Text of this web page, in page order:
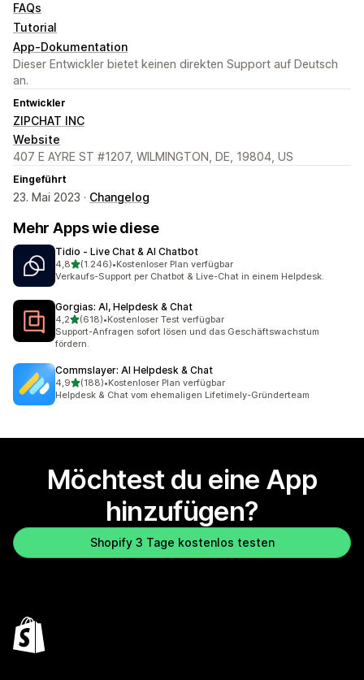
FAQs
Tutorial
App-Dokumentation
Dieser Entwickler bietet keinen direkten Support auf Deutsch
an.
Entwickler
ZIPCHAT INC
Website
407 E AYRE ST #1207, WILMINGTON, DE, 19804, US
Eingeführt
23. Mai 2023 · Changelog
Mehr Apps wie diese
Tidio ‑ Live Chat & AI Chatbot
4,8von 5 Sternen
(1.246)
1246 Rezensionen insgesamt
•Kostenloser Plan verfügbar
Verkaufs-Support per Chatbot & Live-Chat in einem Helpdesk.
Gorgias: AI, Helpdesk & Chat
4,2von 5 Sternen
(618)
618 Rezensionen insgesamt
•Kostenloser Test verfügbar
Support-Anfragen sofort lösen und das Geschäftswachstum
fördern.
Commslayer: AI Helpdesk & Chat
4,9von 5 Sternen
(188)
188 Rezensionen insgesamt
•Kostenloser Plan verfügbar
Helpdesk & Chat vom ehemaligen Lifetimely-Gründerteam
Möchtest du eine App
hinzufügen?
Shopify 3 Tage kostenlos testen